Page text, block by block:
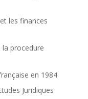
les finances
la procedure
en 1984
Juridiques